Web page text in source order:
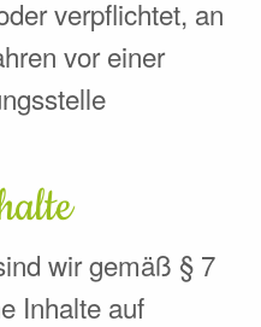
verpflichtet, an
vor einer
wir gemäß § 7
Inhalte auf